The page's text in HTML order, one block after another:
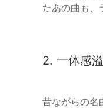
たあの曲も、
2. 一体感
昔ながらの名